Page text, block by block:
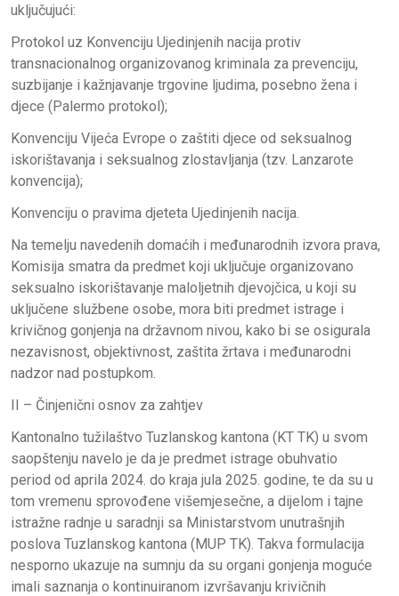
uključujući:
Protokol uz Konvenciju Ujedinjenih nacija protiv
transnacionalnog organizovanog kriminala za prevenciju,
suzbijanje i kažnjavanje trgovine ljudima, posebno žena i
djece (Palermo protokol);
Konvenciju Vijeća Evrope o zaštiti djece od seksualnog
iskorištavanja i seksualnog zlostavljanja (tzv. Lanzarote
konvencija);
Konvenciju o pravima djeteta Ujedinjenih nacija.
Na temelju navedenih domaćih i međunarodnih izvora prava,
Komisija smatra da predmet koji uključuje organizovano
seksualno iskorištavanje maloljetnih djevojčica, u koji su
uključene službene osobe, mora biti predmet istrage i
krivičnog gonjenja na državnom nivou, kako bi se osigurala
nezavisnost, objektivnost, zaštita žrtava i međunarodni
nadzor nad postupkom.
II – Činjenični osnov za zahtjev
Kantonalno tužilaštvo Tuzlanskog kantona (KT TK) u svom
saopštenju navelo je da je predmet istrage obuhvatio
period od aprila 2024. do kraja jula 2025. godine, te da su u
tom vremenu sprovođene višemjesečne, a dijelom i tajne
istražne radnje u saradnji sa Ministarstvom unutrašnjih
poslova Tuzlanskog kantona (MUP TK). Takva formulacija
nesporno ukazuje na sumnju da su organi gonjenja moguće
imali saznanja o kontinuiranom izvršavanju krivičnih